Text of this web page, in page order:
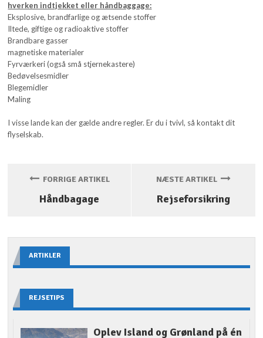
hverken indtjekket eller håndbaggage:
Eksplosive, brandfarlige og ætsende stoffer
Iltede, giftige og radioaktive stoffer
Brandbare gasser
magnetiske materialer
Fyrværkeri (også små stjernekastere)
Bedøvelsesmidler
Blegemidler
Maling
I visse lande kan der gælde andre regler. Er du i tvivl, så kontakt dit
flyselskab.
FORRIGE ARTIKEL
Håndbagage
NÆSTE ARTIKEL
Rejseforsikring
ARTIKLER
REJSETIPS
Oplev Island og Grønland på én